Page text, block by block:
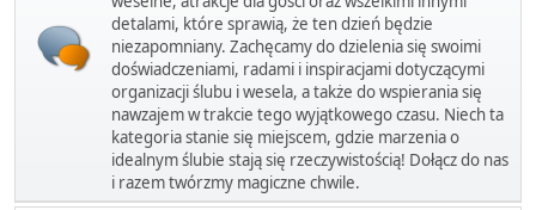
detalami, które sprawią, że ten dzień będzie
niezapomniany. Zachęcamy do dzielenia się swoimi
doświadczeniami, radami i inspiracjami dotyczącymi
organizacji ślubu i wesela, a także do wspierania się
nawzajem w trakcie tego wyjątkowego czasu. Niech ta
kategoria stanie się miejscem, gdzie marzenia o
idealnym ślubie stają się rzeczywistością! Dołącz do nas
i razem twórzmy magiczne chwile.